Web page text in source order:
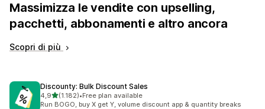
Massimizza le vendite con upselling,
pacchetti, abbonamenti e altro ancora
Scopri di più
Discounty: Bulk Discount Sales
4,9stelle su 5
(1.182)
1182 recensioni totali
•Free plan available
Run BOGO, buy X get Y, volume discount app & quantity breaks